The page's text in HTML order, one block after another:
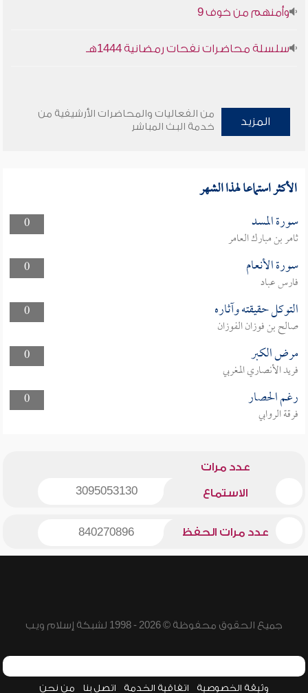
وأمنهم من خوف 9
سلسلة محاضرات نفحات رمضانية 1444هـ
المزيد
من الفعاليات والمحاضرات الأرشيفية من
خدمة البث المباشر
الأكثر استماعا لهذا الشهر
0 سورة المسد
ثامر بن مبارك العامر
0
سورة الأنعام
فارس عباد
0
التوكل حقيقته وآثاره
صالح بن فوزان الفوزان
0
مرض الكبر
فريد الأنصاري المغربي
0
رغم الحصار
فرقة الروابي
عدد مرات
الاستماع 3095053130
عدد مرات الحفظ 840270896
جميع الحقوق محفوظة © 2026 - 1998 لشبكة إسلام ويب
وثيقة الخصوصية اتفاقية الخدمة اتصل بنا من نحن